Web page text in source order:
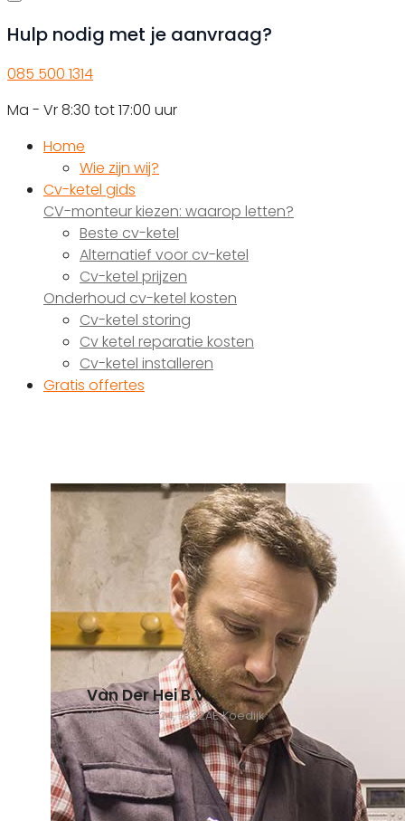
Hulp nodig met je aanvraag?
085 500 1314
Ma - Vr 8:30 tot 17:00 uur
Home
Wie zijn wij?
Cv-ketel gids
CV-monteur kiezen: waarop letten?
Beste cv-ketel
Alternatief voor cv-ketel
Cv-ketel prijzen
Onderhoud cv-ketel kosten
Cv-ketel storing
Cv ketel reparatie kosten
Cv-ketel installeren
Gratis offertes
Van Der Hei B.V.
Wagenweg 24, 1832AE Koedijk